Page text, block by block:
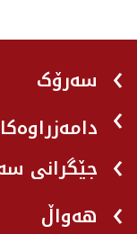
سەرۆک
جێگرانی
هه‌واڵ